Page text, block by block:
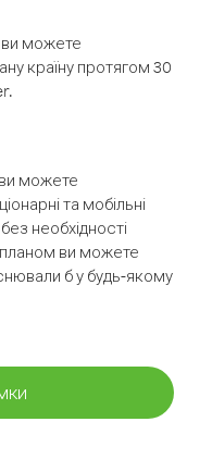
можете
країну протягом 30
можете
та мобільні
необхідності
ви можете
б у будь-якому